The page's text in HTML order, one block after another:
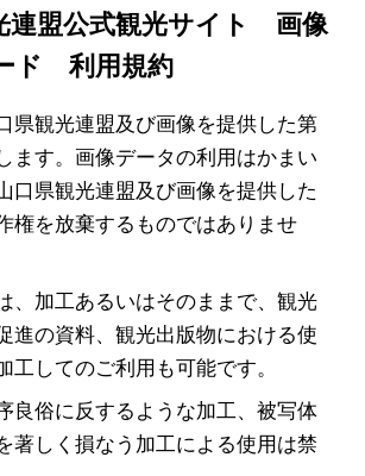
連盟公式観光サイト 画像
ド 利用規約
県観光連盟及び画像を提供した第
ます。画像データの利用はかまい
口県観光連盟及び画像を提供した
権を放棄するものではありませ
、加工あるいはそのままで、観光
進の資料、観光出版物における使
工してのご利用も可能です。
良俗に反するような加工、被写体
著しく損なう加工による使用は禁